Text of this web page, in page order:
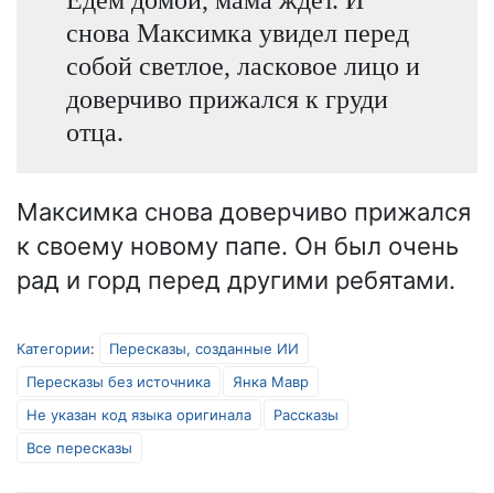
снова Максимка увидел перед
собой светлое, ласковое лицо и
доверчиво прижался к груди
отца.
Максимка снова доверчиво прижался
к своему новому папе. Он был очень
рад и горд перед другими ребятами.
Категории:
Пересказы, созданные ИИ
Пересказы без источника
Янка Мавр
Не указан код языка оригинала
Рассказы
Все пересказы